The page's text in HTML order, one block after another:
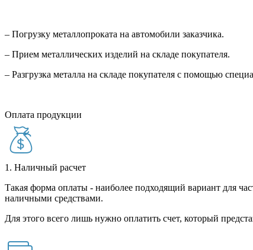
– Погрузку металлопроката на автомобили заказчика.
– Прием металлических изделий на складе покупателя.
– Разгрузка металла на складе покупателя с помощью
Оплата продукции
1. Наличный расчет
Такая форма оплаты - наиболее подходящий вариант для
наличными средствами.
Для этого всего лишь нужно оплатить счет, который